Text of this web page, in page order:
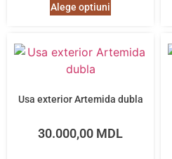
Alege optiuni
Usa exterior Artemida dubla
30.000,00 MDL